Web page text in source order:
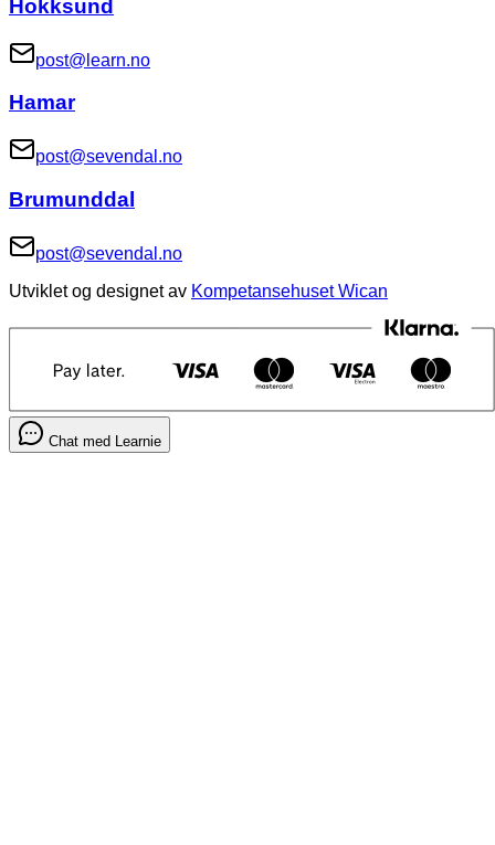
Hokksund
post@learn.no
Hamar
post@sevendal.no
Brumunddal
post@sevendal.no
Utviklet og designet av Kompetansehuset Wican
Chat med Learnie